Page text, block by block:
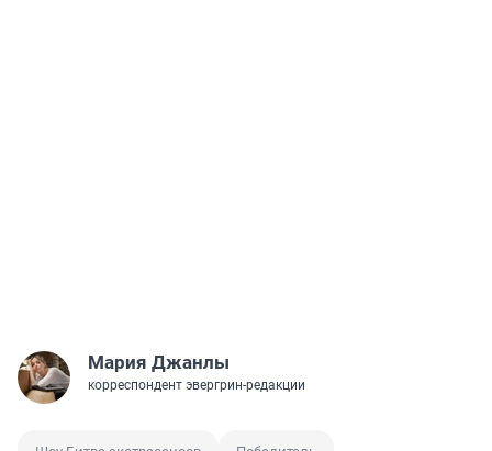
Мария Джанлы
корреспондент эвергрин-редакции